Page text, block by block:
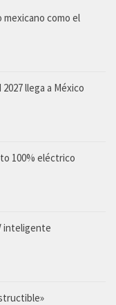
mexicano como el
llega a México
100% eléctrico
inteligente